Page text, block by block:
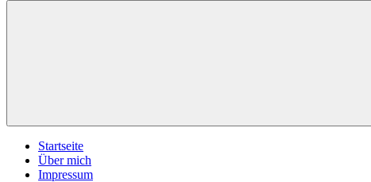
Menü
Startseite
Über mich
Impressum